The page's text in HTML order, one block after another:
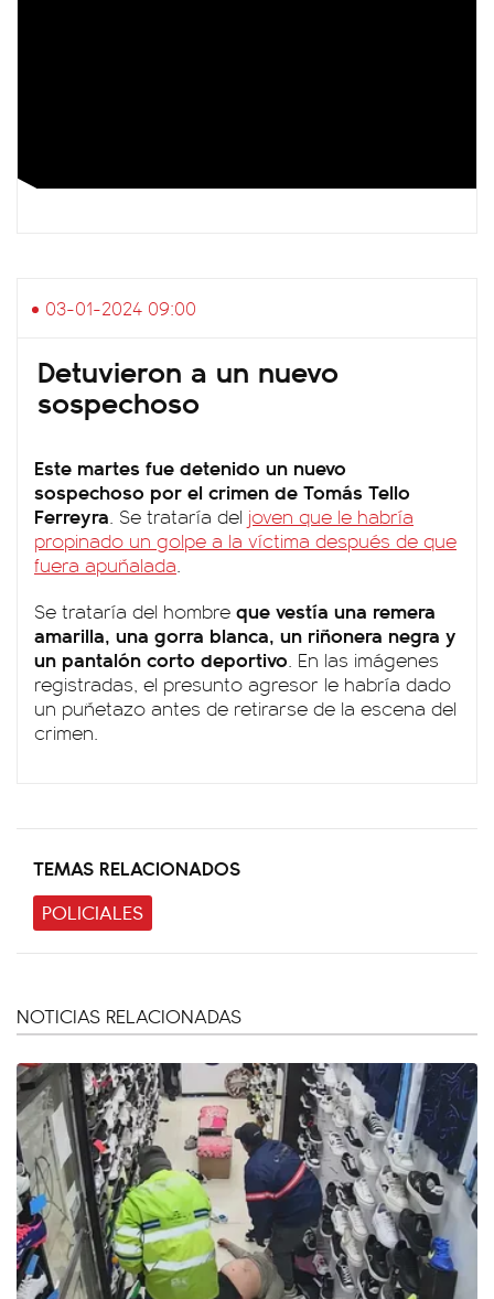
03-01-2024 09:00
Detuvieron a un nuevo
sospechoso
Este martes fue detenido un nuevo
sospechoso por el crimen de Tomás Tello
Ferreyra. Se trataría del joven que le habría
propinado un golpe a la víctima después de que
fuera apuñalada.
Se trataría del hombre que vestía una remera
amarilla, una gorra blanca, un riñonera negra y
un pantalón corto deportivo. En las imágenes
registradas, el presunto agresor le habría dado
un puñetazo antes de retirarse de la escena del
crimen.
TEMAS RELACIONADOS
POLICIALES
NOTICIAS RELACIONADAS